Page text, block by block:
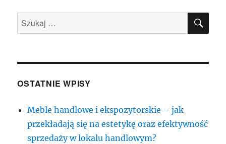
Szukaj:
OSTATNIE WPISY
Meble handlowe i ekspozytorskie – jak
przekładają się na estetykę oraz efektywność
sprzedaży w lokalu handlowym?